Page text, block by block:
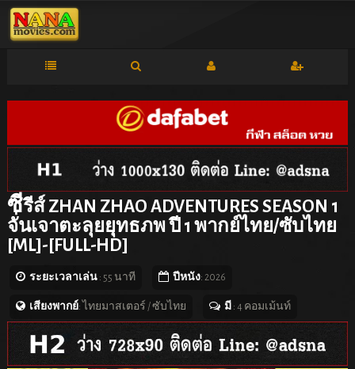
ซีรีส์ ZHAN ZHAO ADVENTURES SEASON 1
จั่นเจาตะลุยยุทธภพ ปี 1 พากย์ไทย/ซับไทย
[ML]-[FULL-HD]
ระยะเวลาเล่น: 55 นาที ปีหนัง: 2026
เสียงพากย์: ไทยมาสเตอร์ / ซับไทย มี : 4 คอมเม้นท์